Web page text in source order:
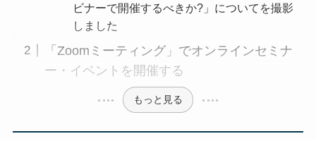
ビナーで開催するべきか?」についてを撮影
しました
「Zoomミーティング」でオンラインセミナ
ー・イベントを開催する
もっと見る